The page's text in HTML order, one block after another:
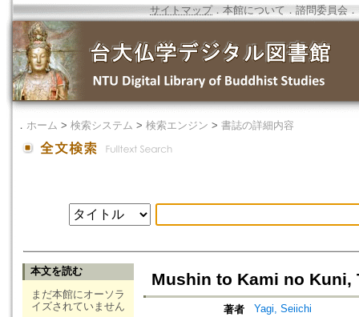
サイトマップ．本館について ． 諮問委員会 ．
． ホーム > 検索システム > 検索エンジン > 書誌の詳細内容
本文を読む
まだ本館にオーソラ
イズされていません
Mushin to Kami no Kuni,
著者 Yagi, Seiichi